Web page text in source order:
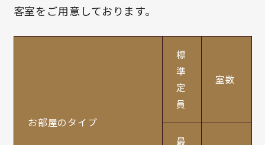
客室をご用意しております。
お部屋のタイプ
標
準
定
員
室数
最